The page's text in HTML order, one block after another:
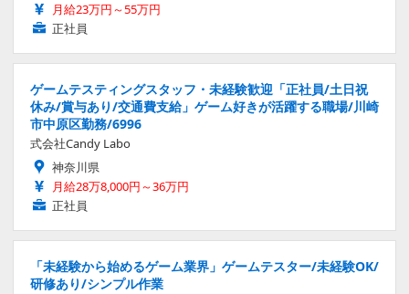
月給23万円～55万円
正社員
ゲームテスティングスタッフ・未経験歓迎「正社員/土日祝
休み/賞与あり/交通費支給」ゲーム好きが活躍する職場/川崎
市中原区勤務/6996
式会社Candy Labo
神奈川県
月給28万8,000円～36万円
正社員
「未経験から始めるゲーム業界」ゲームテスター/未経験OK/
研修あり/シンプル作業